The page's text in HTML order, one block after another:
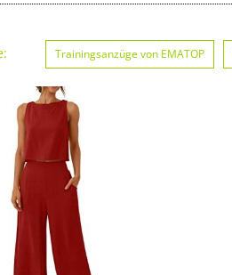
Trainingsanzüge von EMATOP